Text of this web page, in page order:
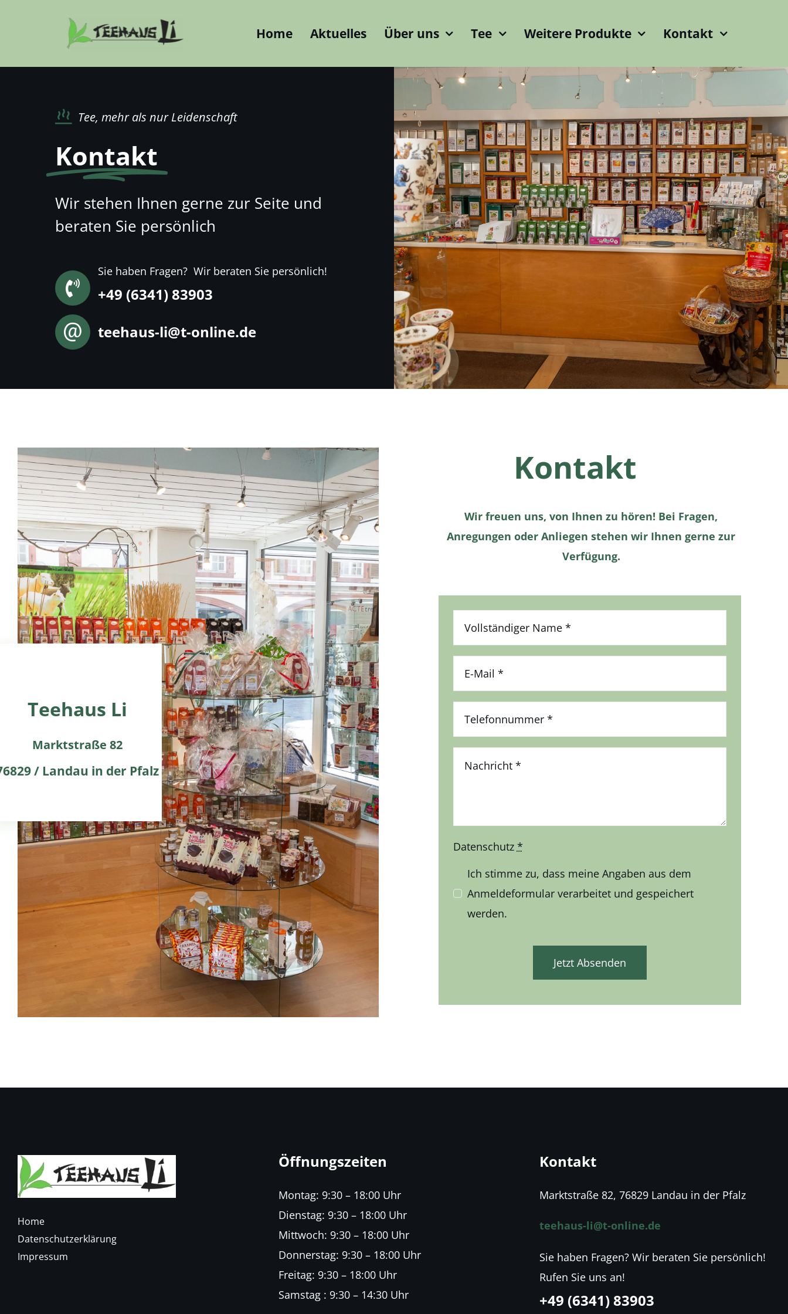
Home Aktuelles Über uns Tee Weitere Produkte Kontakt
Tee, mehr als nur Leidenschaft
Kontakt
Wir stehen Ihnen gerne zur Seite und
beraten Sie persönlich
Sie haben Fragen? Wir beraten Sie persönlich!
+49 (6341) 83903
teehaus-li@t-online.de
Teehaus Li
Marktstraße 82
/ Landau in der Pfalz
Kontakt
Wir freuen uns, von Ihnen zu hören! Bei Fragen,
Anregungen oder Anliegen stehen wir Ihnen gerne zur
Verfügung.
Datenschutz *
Ich stimme zu, dass meine Angaben aus dem
Anmeldeformular verarbeitet und gespeichert
werden.
Jetzt Absenden
Home
Datenschutzerklärung
Impressum
Öffnungszeiten
Montag: 9:30 – 18:00 Uhr
Dienstag: 9:30 – 18:00 Uhr
Mittwoch: 9:30 – 18:00 Uhr
Donnerstag: 9:30 – 18:00 Uhr
Freitag: 9:30 – 18:00 Uhr
Samstag : 9:30 – 14:30 Uhr
Kontakt
Marktstraße 82, 76829 Landau in der Pfalz
teehaus-li@t-online.de
Sie haben Fragen? Wir beraten Sie persönlich!
Rufen Sie uns an!
+49 (6341) 83903